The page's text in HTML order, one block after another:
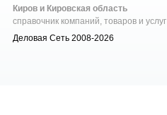
Киров и Кировская область
справочник компаний, товаров и услуг
Деловая Сеть 2008-2026